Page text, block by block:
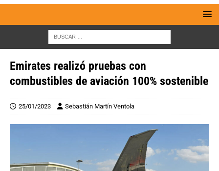
Emirates realizó pruebas con
combustibles de aviación 100% sostenible
25/01/2023 Sebastián Martín Ventola